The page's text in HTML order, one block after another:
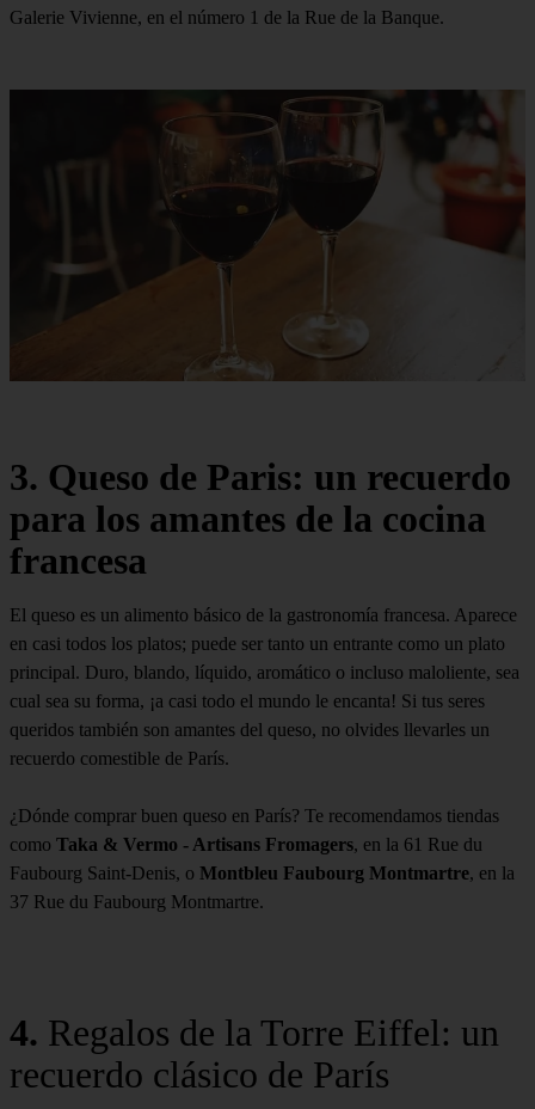
Galerie Vivienne, en el número 1 de la Rue de la Banque.
3. Queso de Paris: un recuerdo
para los amantes de la cocina
francesa
El queso es un alimento básico de la gastronomía francesa. Aparece
en casi todos los platos; puede ser tanto un entrante como un plato
principal. Duro, blando, líquido, aromático o incluso maloliente, sea
cual sea su forma, ¡a casi todo el mundo le encanta! Si tus seres
queridos también son amantes del queso, no olvides llevarles un
recuerdo comestible de París.
¿Dónde comprar buen queso en París? Te recomendamos tiendas
como Taka & Vermo - Artisans Fromagers, en la 61 Rue du
Faubourg Saint-Denis, o Montbleu Faubourg Montmartre, en la
37 Rue du Faubourg Montmartre.
4. Regalos de la Torre Eiffel: un
recuerdo clásico de París